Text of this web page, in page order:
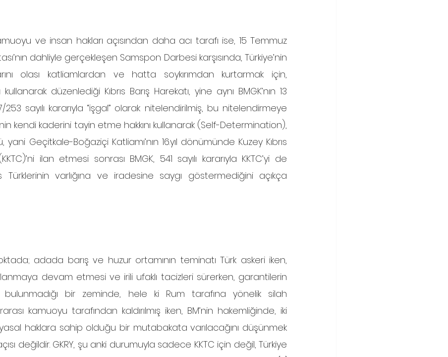
dahliyle gerçekleşen Samspon Darbesi karşısında, Türkiye’nin
olası katliamlardan ve hatta soykırımdan kurtarmak için,
düzenlediği Kıbrıs Barış Harekatı, yine aynı BMGK’nın 13
253 sayılı kararıyla “işgal” olarak nitelendirilmiş, bu nitelendirmeye
kendi kaderini tayin etme hakkını kullanarak (Self-Determination),
yani Geçitkale-Boğaziçi Katliamı’nın 16.yıl dönümünde Kuzey Kıbrıs
ilan etmesi sonrası BMGK, 541 sayılı kararıyla KKTC’yi de
Türklerinin varlığına ve iradesine saygı göstermediğini açıkça
devam etmesi ve irili ufaklı tacizleri sürerken, garantilerin
bir zeminde, hele ki Rum tarafına yönelik silah
kamuoyu tarafından kaldırılmış iken, BM’nin hakemliğinde, iki
haklara sahip olduğu bir mutabakata varılacağını düşünmek
değildir. GKRY, şu anki durumuyla sadece KKTC için değil, Türkiye